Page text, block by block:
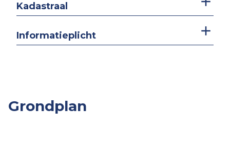
Kadastraal
Informatieplicht
Grondplan